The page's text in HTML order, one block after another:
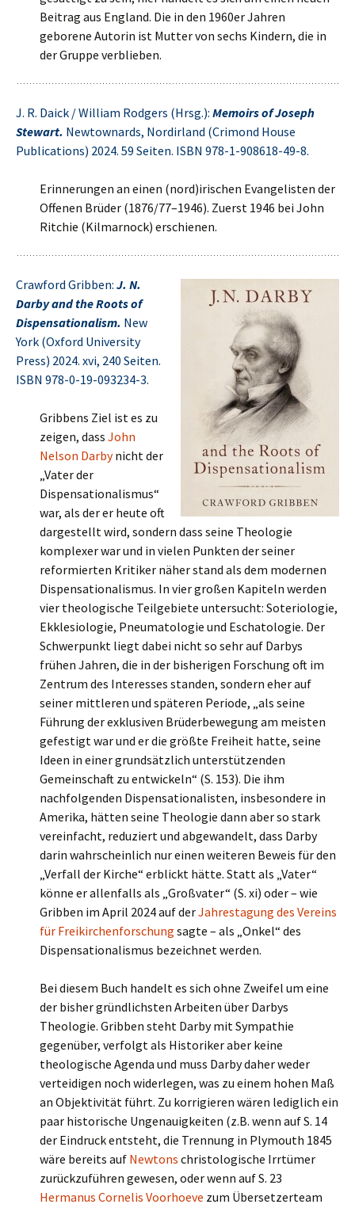
Beitrag aus England. Die in den 1960er Jahren
geborene Autorin ist Mutter von sechs Kindern, die in
der Gruppe verblieben.
J. R. Daick / William Rodgers (Hrsg.): Memoirs of Joseph
Stewart. Newtownards, Nordirland (Crimond House
Publications) 2024. 59 Seiten. ISBN 978-1-908618-49-8.
Erinnerungen an einen (nord)irischen Evangelisten der
Offenen Brüder (1876/77–1946). Zuerst 1946 bei John
Ritchie (Kilmarnock) erschienen.
Crawford Gribben: J. N.
Darby and the Roots of
Dispensationalism. New
York (Oxford University
Press) 2024. xvi, 240 Seiten.
ISBN 978-0-19-093234-3.
Gribbens Ziel ist es zu
zeigen, dass John
Nelson Darbynicht der
„Vater der
Dispensationalismus“
war, als der er heute oft
dargestellt wird, sondern dass seine Theologie
komplexer war und in vielen Punkten der seiner
reformierten Kritiker näher stand als dem modernen
Dispensationalismus. In vier großen Kapiteln werden
vier theologische Teilgebiete untersucht: Soteriologie,
Ekklesiologie, Pneumatologie und Eschatologie. Der
Schwerpunkt liegt dabei nicht so sehr auf Darbys
frühen Jahren, die in der bisherigen Forschung oft im
Zentrum des Interesses standen, sondern eher auf
seiner mittleren und späteren Periode, „als seine
Führung der exklusiven Brüderbewegung am meisten
gefestigt war und er die größte Freiheit hatte, seine
Ideen in einer grundsätzlich unterstützenden
Gemeinschaft zu entwickeln“ (S. 153). Die ihm
nachfolgenden Dispensationalisten, insbesondere in
Amerika, hätten seine Theologie dann aber so stark
vereinfacht, reduziert und abgewandelt, dass Darby
darin wahrscheinlich nur einen weiteren Beweis für den
„Verfall der Kirche“ erblickt hätte. Statt als „Vater“
könne er allenfalls als „Großvater“ (S. xi) oder – wie
Gribben im April 2024 auf derJahrestagung des Vereins
für Freikirchenforschung sagte – als „Onkel“ des
Dispensationalismus bezeichnet werden.
Bei diesem Buch handelt es sich ohne Zweifel um eine
der bisher gründlichsten Arbeiten über Darbys
Theologie. Gribben steht Darby mit Sympathie
gegenüber, verfolgt als Historiker aber keine
theologische Agenda und muss Darby daher weder
verteidigen noch widerlegen, was zu einem hohen Maß
an Objektivität führt. Zu korrigieren wären lediglich ein
paar historische Ungenauigkeiten (z.B. wenn auf S. 14
der Eindruck entsteht, die Trennung in Plymouth 1845
wäre bereits auf Newtons christologische Irrtümer
zurückzuführen gewesen, oder wenn auf S. 23
Hermanus Cornelis Voorhoeve zum Übersetzerteam